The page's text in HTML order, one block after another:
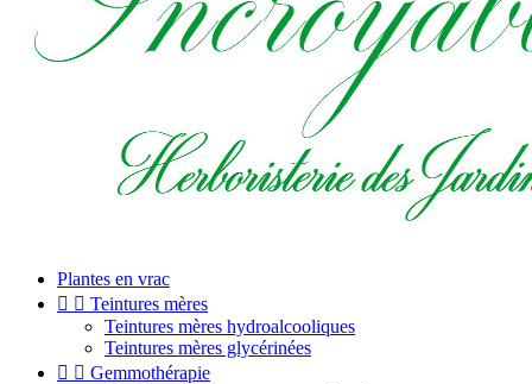
Plantes en vrac
  Teintures mères
Teintures mères hydroalcooliques
Teintures mères glycérinées
  Gemmothérapie